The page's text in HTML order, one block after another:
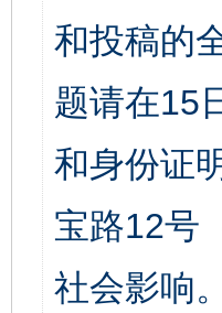
和投稿的
题请在15
和身份证
宝路12号
社会影响